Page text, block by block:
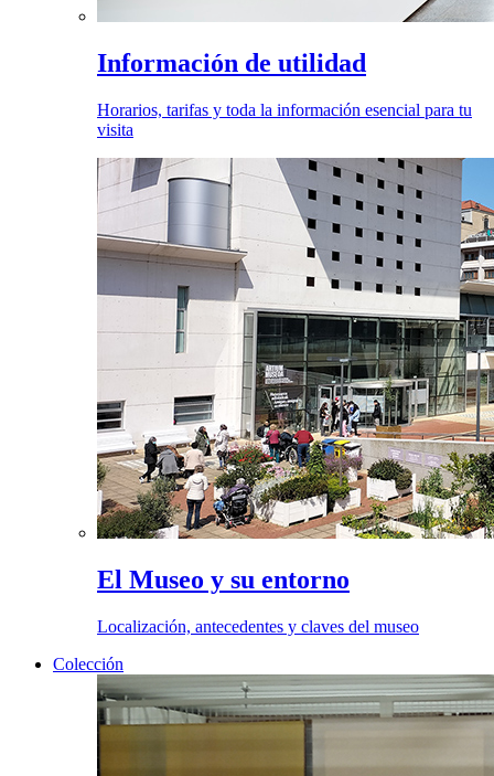
Información de utilidad
Horarios, tarifas y toda la información esencial para tu
visita
El Museo y su entorno
Localización, antecedentes y claves del museo
Colección